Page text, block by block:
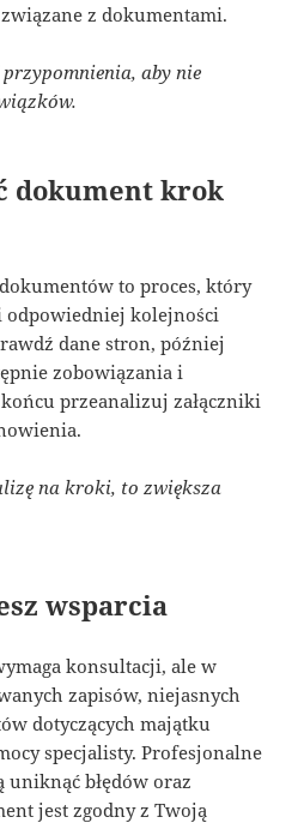
z dokumentami.
aby nie
dokument krok
to proces, który
odpowiedniej kolejności
dane stron, później
zobowiązania i
przeanalizuj załączniki
na kroki, to zwiększa
wsparcia
konsultacji, ale w
zapisów, niejasnych
dotyczących majątku
specjalisty. Profesjonalne
błędów oraz
jest zgodny z Twoją